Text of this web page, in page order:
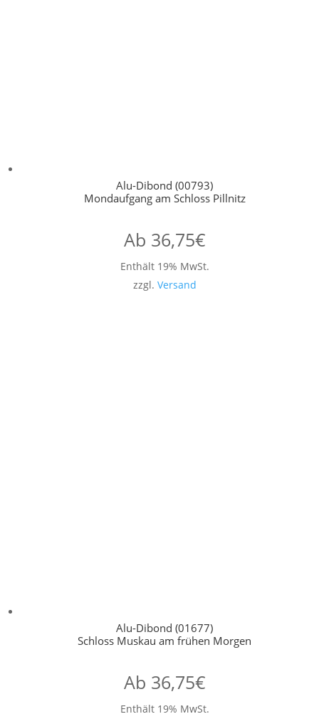
Alu-Dibond (00793)
Mondaufgang am Schloss Pillnitz
Ab 36,75€
Enthält 19% MwSt.
zzgl. Versand
Alu-Dibond (01677)
Schloss Muskau am frühen Morgen
Ab 36,75€
Enthält 19% MwSt.